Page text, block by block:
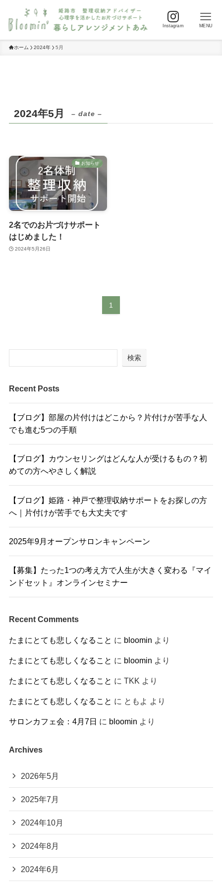
Instagram MENU
ホーム 2024年 5月
2024年5月 – date –
お知らせ
2名でのお片づけサポート
はじめました！
2024年5月26日
1
検索
Recent Posts
【ブログ】部屋の片付けはどこから？片付けが苦手な人
でも進む5つの手順
【ブログ】カウンセリングはどんな人が受けるもの？初
めての方へやさしく解説
【ブログ】姫路・神戸で整理収納サポートをお探しの方
へ｜片付けが苦手でも大丈夫です
2025年9月オープンサロンキャンペーン
【募集】たった1つの考え方で人生が大きく変わる『マイ
ンドセット』オンラインセミナー
Recent Comments
たまにとても悲しくなること に bloomin より
たまにとても悲しくなること に bloomin より
たまにとても悲しくなること に TKK より
たまにとても悲しくなること に ともよ より
サロンカフェ会：4月7日 に bloomin より
Archives
2026年5月
2025年7月
2024年10月
2024年8月
2024年6月